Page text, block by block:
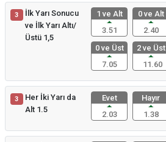
3
İlk Yarı Sonucu
ve İlk Yarı Altı/
Üstü 1,5
1 ve Alt
3.51
0 ve Alt
2.40
0 ve Üst
7.05
2 ve Üst
11.60
3
Her İki Yarı da
Alt 1.5
Evet
2.03
Hayır
1.38